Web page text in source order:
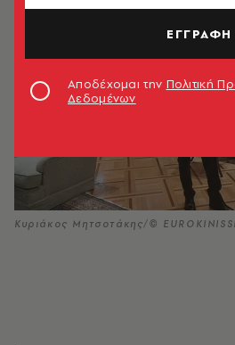
Κυριάκος Μητσοτάκης/©
ΕΓΓΡΑΦΗ
Αποδέχομαι την Πολιτική
Δεδομένων